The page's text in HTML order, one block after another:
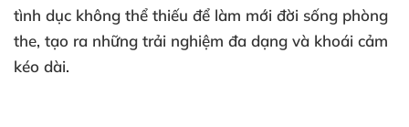
tình dục không thể thiếu để làm mới đời sống phòng
the, tạo ra những trải nghiệm đa dạng và khoái cảm
kéo dài.